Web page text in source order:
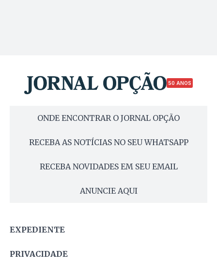
50 ANOS
ONDE ENCONTRAR O JORNAL OPÇÃO
RECEBA AS NOTÍCIAS NO SEU WHATSAPP
RECEBA NOVIDADES EM SEU EMAIL
ANUNCIE AQUI
EXPEDIENTE
PRIVACIDADE